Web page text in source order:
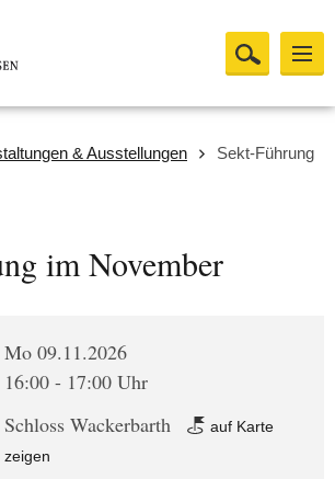
& Ausstellungen
Sekt-Führung
im November
Mo 09.11.2026
16:00 - 17:00 Uhr
Schloss Wackerbarth
auf Karte
zeigen